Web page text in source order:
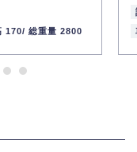
170/ 総重量 2800